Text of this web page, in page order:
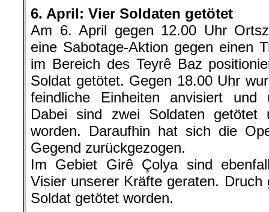
6. April: Vier Soldaten getötet
Am 6. April gegen 12.00 Uhr
eine Sabotage-Aktion gegen einen
im Bereich des Teyrê Baz
Soldat getötet. Gegen 18.00 Uhr
feindliche Einheiten anvisiert und
Dabei sind zwei Soldaten getötet
worden. Daraufhin hat sich die
Gegend zurückgezogen.
Im Gebiet Girê Çolya sind
Visier unserer Kräfte geraten.
Soldat getötet worden.